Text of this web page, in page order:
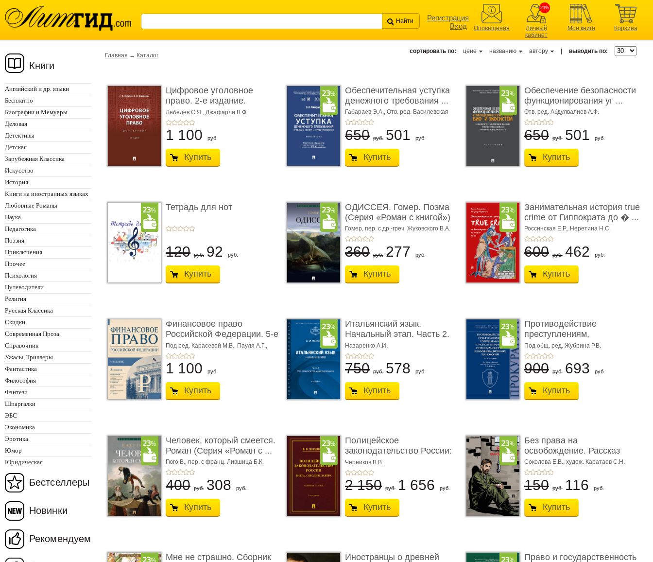
Регистрация
Вход
Оповещения
23%
Личный
кабинет
Мои книги Корзина
Книги
Английский и др. языки
Бесплатно
Биографии и Мемуары
Деловая
Детективы
Детская
Зарубежная Классика
Искусство
История
Книги на иностранных языках
Любовные Романы
Наука
Педагогика
Поэзия
Приключения
Прочее
Психология
Путеводители
Религия
Русская Классика
Скидки
Современная Проза
Справочник
Ужасы, Триллеры
Фантастика
Философия
Фэнтези
Шпаргалки
ЭБС
Экономика
Эротика
Юмор
Юридическая
Бестселлеры
Новинки
Рекомендуем
Главная → Каталог
сортировать по: цене названию автору выводить по:
Цифровое уголовное
право. 2-е издание.
Монограф ...
Лебедев С.Я., Джафарли В.Ф.
1 100 руб.
Купить
Обеспечительная уступка
денежного требования ...
Габараев Э.А., Отв. ред. Василевская
Л.Ю.,вступ. сл. Каретина М.Г.
650 руб. 501 руб.
Купить
Обеспечение безопасности
функционирования уг ...
Отв. ред. Абдулвалиев А.Ф.
650 руб. 501 руб.
Купить
Тетрадь для нот
120 руб. 92 руб.
Купить
ОДИССЕЯ. Гомер. Поэма
(Серия «Роман с книгой»)
Гомер, пер. с др.-греч. Жуковского В.А.
360 руб. 277 руб.
Купить
Занимательная история true
crime от Гиппократа до � ...
Россинская Е.Р., Неретина Н.С.
600 руб. 462 руб.
Купить
Финансовое право
Российской Федерации. 5-е
изд� ...
Под ред. Карасевой М.В., Пауля А.Г.,
Красюкова А.В.
1 100 руб.
Купить
Итальянский язык.
Начальный этап. Часть 2.
Учеб� ...
Назаренко А.И.
750 руб. 578 руб.
Купить
Противодействие
преступлениям,
совершаемым с ...
Под общ. ред. Жубрина Р.В.
900 руб. 693 руб.
Купить
Человек, который смеется.
Роман (Серия «Роман с ...
Гюго В., пер. с франц. Лившица Б.К.
400 руб. 308 руб.
Купить
Полицейское
законодательство России:
вчера, с� ...
Черников В.В.
2 150 руб. 1 656 руб.
Купить
Без права на
освобождение. Рассказ
Соколова Е.В., худож. Каратаев С.Н.
150 руб. 116 руб.
Купить
Мне не страшно. Сборник
Иностранцы о древней
Право и государственность